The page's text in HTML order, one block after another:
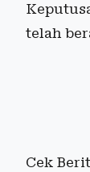
telah
Cek